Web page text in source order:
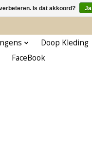
Doop Kleding
FaceBook
Is dat akkoord? Ja